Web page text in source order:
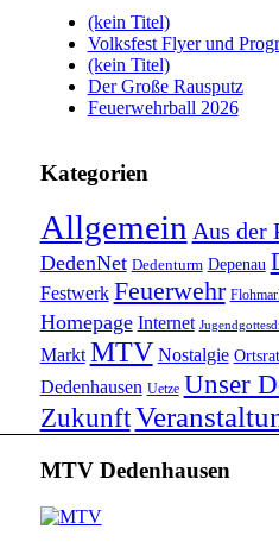
(kein Titel)
Volksfest Flyer und
(kein Titel)
Der Große Rausputz
Feuerwehrball 2026
Kategorien
Allgemein Aus der
DedenNet Dedenturm Depenau
Festwerk Feuerwehr
Homepage Internet
Markt MTV Nostalgie Ortsrat
Dedenhausen Uetze Unser
Zukunft
MTV Dedenhausen